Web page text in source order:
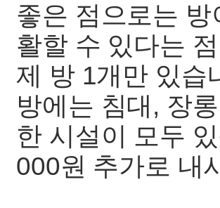
좋은 점으로는
활할 수 있다는
제 방 1개만 있습
방에는 침대, 장
한 시설이 모두
000원 추가로 내